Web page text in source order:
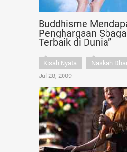
Buddhisme
Penghargaan
Terbaik di Dunia”
Kisah Nyata
Naskah
Jul 28, 2009